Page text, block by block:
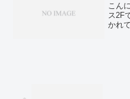
こん
ス2F
かれ